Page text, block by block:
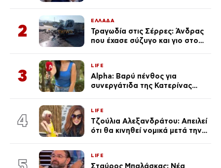
2
ΕΛΛΑΔΑ
Τραγωδία στις Σέρρες: Άνδρας
που έχασε σύζυγο και γιο στο
3
LIFE
Alpha: Βαρύ πένθος για
συνεργάτιδα της Κατερίνας
του Θεού»
4
LIFE
Τζούλια Αλεξανδράτου: Απειλεί
ότι θα κινηθεί νομικά μετά την
LIFE
Σταύρος Μπαλάσκας: Νέα